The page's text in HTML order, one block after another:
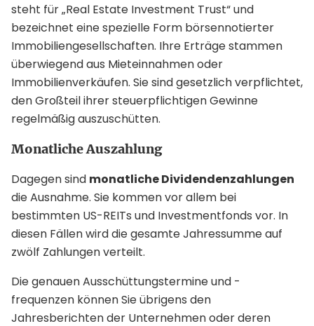
steht für „Real Estate Investment Trust“ und
bezeichnet eine spezielle Form börsennotierter
Immobiliengesellschaften. Ihre Erträge stammen
überwiegend aus Mieteinnahmen oder
Immobilienverkäufen. Sie sind gesetzlich verpflichtet,
den Großteil ihrer steuerpflichtigen Gewinne
regelmäßig auszuschütten.
Monatliche Auszahlung
Dagegen sind monatliche Dividendenzahlungen
die Ausnahme. Sie kommen vor allem bei
bestimmten US-REITs und Investmentfonds vor. In
diesen Fällen wird die gesamte Jahressumme auf
zwölf Zahlungen verteilt.
Die genauen Ausschüttungstermine und -
frequenzen können Sie übrigens den
Jahresberichten der Unternehmen oder deren